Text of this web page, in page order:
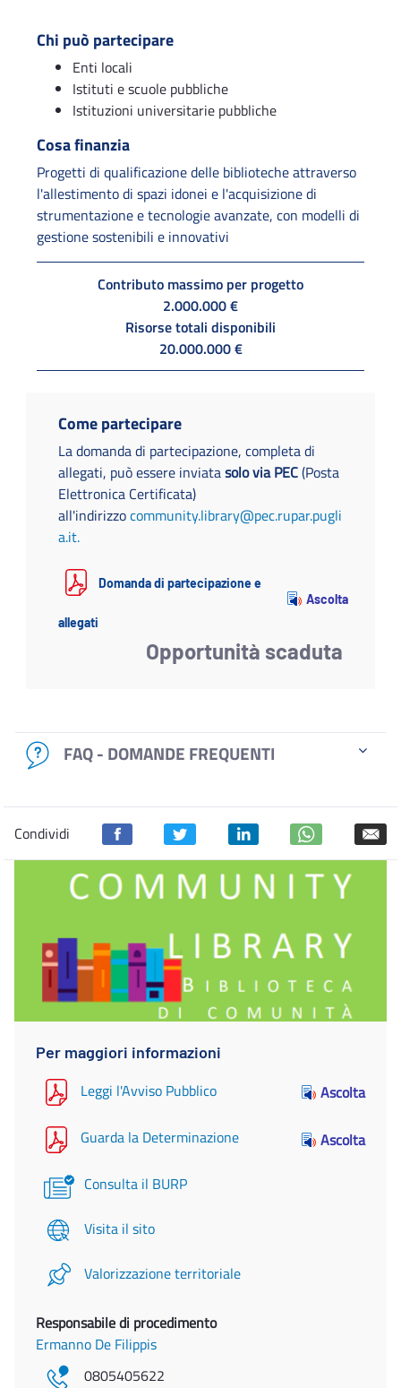
Chi può partecipare
Enti locali
Istituti e scuole pubbliche
Istituzioni universitarie pubbliche
Cosa finanzia
Progetti di qualificazione delle biblioteche attraverso
l'allestimento di spazi idonei e l'acquisizione di
strumentazione e tecnologie avanzate, con modelli di
gestione sostenibili e innovativi
Contributo massimo per progetto
2.000.000 €
Risorse totali disponibili
20.000.000 €
Come partecipare
La domanda di partecipazione, completa di
allegati, può essere inviatasolo via PEC(Posta
Elettronica Certificata)
all'indirizzocommunity.library@pec.rupar.pugli
a.it.
Domanda di partecipazione e
allegati
Ascolta
Opportunità scaduta
FAQ - DOMANDE FREQUENTI
Condividi
Per maggiori informazioni
Leggi l'Avviso Pubblico Ascolta
Guarda la Determinazione Ascolta
Consulta il BURP
Visita il sito
Valorizzazione territoriale
Responsabile di procedimento
Ermanno De Filippis
0805405622